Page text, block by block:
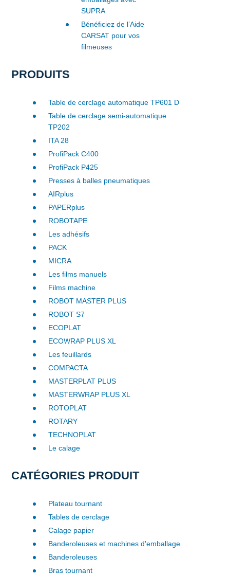
SUPRA
Bénéficiez de l’Aide
CARSAT pour vos
filmeuses
PRODUITS
Table de cerclage automatique TP601 D
Table de cerclage semi-automatique
TP202
ITA 28
ProfiPack C400
ProfiPack P425
Presses à balles pneumatiques
AIRplus
PAPERplus
ROBOTAPE
Les adhésifs
PACK
MICRA
Les films manuels
Films machine
ROBOT MASTER PLUS
ROBOT S7
ECOPLAT
ECOWRAP PLUS XL
Les feuillards
COMPACTA
MASTERPLAT PLUS
MASTERWRAP PLUS XL
ROTOPLAT
ROTARY
TECHNOPLAT
Le calage
CATÉGORIES PRODUIT
Plateau tournant
Tables de cerclage
Calage papier
Banderoleuses et machines d'emballage
Banderoleuses
Bras tournant